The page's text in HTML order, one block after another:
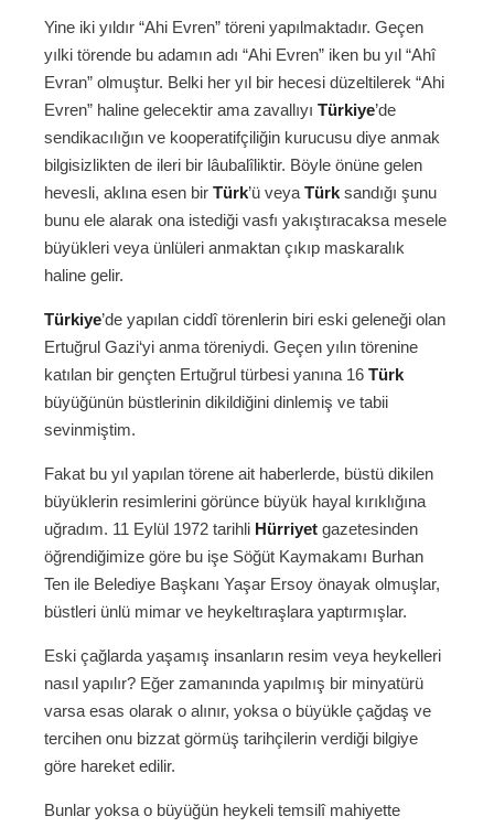
Yine iki yıldır “Ahi Evren” töreni yapılmaktadır. Geçen
yılki törende bu adamın adı “Ahi Evren” iken bu yıl “Ahî
Evran” olmuştur. Belki her yıl bir hecesi düzeltilerek “Ahi
Evren” haline gelecektir ama zavallıyı Türkiye’de
sendikacılığın ve kooperatifçiliğin kurucusu diye anmak
bilgisizlikten de ileri bir lâubalîliktir. Böyle önüne gelen
hevesli, aklına esen bir Türk’ü veya Türk sandığı şunu
bunu ele alarak ona istediği vasfı yakıştıracaksa mesele
büyükleri veya ünlüleri anmaktan çıkıp maskaralık
haline gelir.
Türkiye’de yapılan ciddî törenlerin biri eski geleneği olan
Ertuğrul Gazi‘yi anma töreniydi. Geçen yılın törenine
katılan bir gençten Ertuğrul türbesi yanına 16 Türk
büyüğünün büstlerinin dikildiğini dinlemiş ve tabii
sevinmiştim.
Fakat bu yıl yapılan törene ait haberlerde, büstü dikilen
büyüklerin resimlerini görünce büyük hayal kırıklığına
uğradım. 11 Eylül 1972 tarihli Hürriyet gazetesinden
öğrendiğimize göre bu işe Söğüt Kaymakamı Burhan
Ten ile Belediye Başkanı Yaşar Ersoy önayak olmuşlar,
büstleri ünlü mimar ve heykeltıraşlara yaptırmışlar.
Eski çağlarda yaşamış insanların resim veya heykelleri
nasıl yapılır? Eğer zamanında yapılmış bir minyatürü
varsa esas olarak o alınır, yoksa o büyükle çağdaş ve
tercihen onu bizzat görmüş tarihçilerin verdiği bilgiye
göre hareket edilir.
Bunlar yoksa o büyüğün heykeli temsilî mahiyette